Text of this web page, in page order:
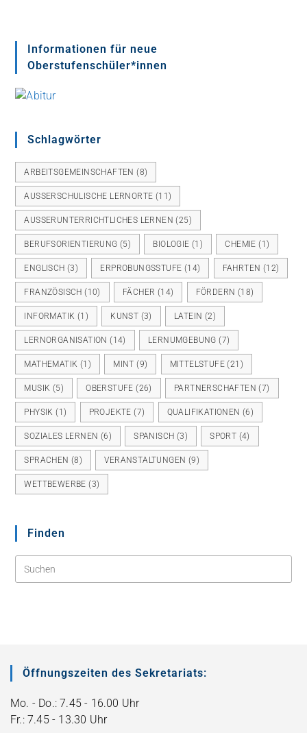
Informationen für neue
Oberstufenschüler*innen
Schlagwörter
ARBEITSGEMEINSCHAFTEN (8)
AUSSERSCHULISCHE LERNORTE (11)
AUSSERUNTERRICHTLICHES LERNEN (25)
BERUFSORIENTIERUNG (5) BIOLOGIE (1) CHEMIE (1)
ENGLISCH (3) ERPROBUNGSSTUFE (14) FAHRTEN (12)
FRANZÖSISCH (10) FÄCHER (14) FÖRDERN (18)
INFORMATIK (1) KUNST (3) LATEIN (2)
LERNORGANISATION (14) LERNUMGEBUNG (7)
MATHEMATIK (1) MINT (9) MITTELSTUFE (21)
MUSIK (5) OBERSTUFE (26) PARTNERSCHAFTEN (7)
PHYSIK (1) PROJEKTE (7) QUALIFIKATIONEN (6)
SOZIALES LERNEN (6) SPANISCH (3) SPORT (4)
SPRACHEN (8) VERANSTALTUNGEN (9)
WETTBEWERBE (3)
Finden
Öffnungszeiten des Sekretariats:
Mo. - Do.: 7.45 - 16.00 Uhr
Fr.: 7.45 - 13.30 Uhr